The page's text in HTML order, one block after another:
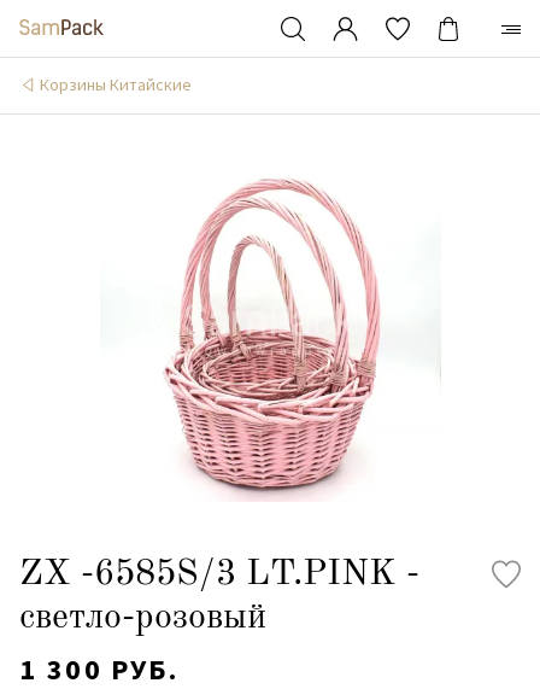
Корзины Китайские
ZX -6585S/3 LT.PINK -
светло-розовый
1 300 РУБ.